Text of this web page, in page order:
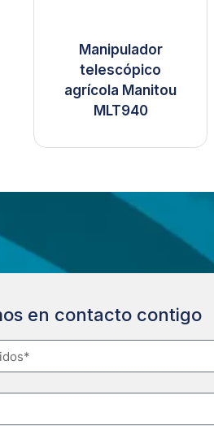
Manipulador
telescópico
agrícola Manitou
MLT940
en contacto contigo